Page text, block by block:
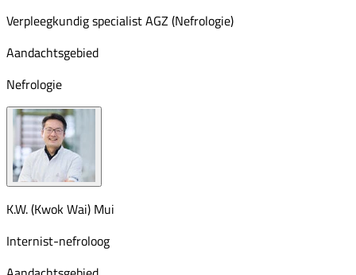
Verpleegkundig specialist AGZ (Nefrologie)
Aandachtsgebied
Nefrologie
K.W. (Kwok Wai) Mui
Internist-nefroloog